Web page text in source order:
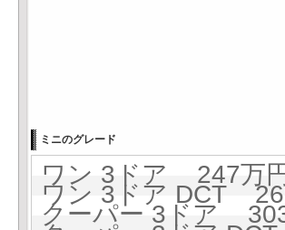
ミニのグレード
ワン 3ドア 247万
ワン 3ドア DCT
クーパー 3ドア